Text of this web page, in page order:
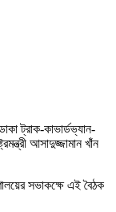
ট্রাক-কাভার্ডভ্যান-
আসাদুজ্জামান খাঁন
সভাকক্ষে এই বৈঠক